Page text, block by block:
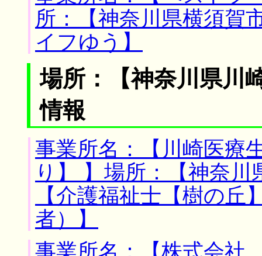
所：【神奈川県横須賀
イフゆう】
場所：【神奈川県川
情報
事業所名：【川崎医療
り】 】場所：【神奈
【介護福祉士【樹の丘
者）】